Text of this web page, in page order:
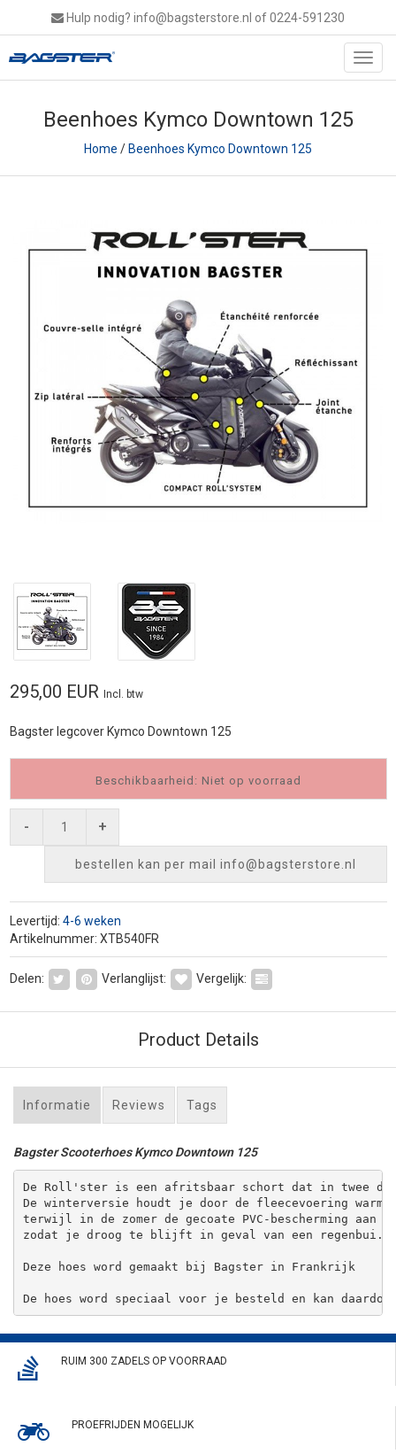
Hulp nodig? info@bagsterstore.nl of 0224-591230
Beenhoes Kymco Downtown 125
Home /Beenhoes Kymco Downtown 125
295,00 EUR Incl. btw
Bagster legcover Kymco Downtown 125
Beschikbaarheid: Niet op voorraad
- +
bestellen kan per mail info@bagsterstore.nl
Levertijd: 4-6 weken
Artikelnummer: XTB540FR
Delen: Verlanglijst: Vergelijk:
Product Details
Informatie Reviews Tags
Bagster Scooterhoes Kymco Downtown 125
De Roll'ster is een afritsbaar schort dat in twee
De winterversie houdt je door de fleecevoering
terwijl in de zomer de gecoate PVC-bescherming
zodat je droog te blijft in geval van een regenbui.
Deze hoes word gemaakt bij Bagster in Frankrijk
De hoes word speciaal voor je besteld en kan
RUIM 300 ZADELS OP VOORRAAD
PROEFRIJDEN MOGELIJK